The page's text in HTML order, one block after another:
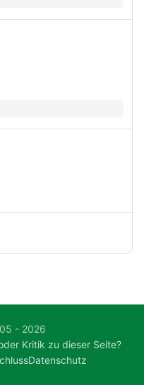
- 2026
Kritik zu dieser Seite?
Datenschutz